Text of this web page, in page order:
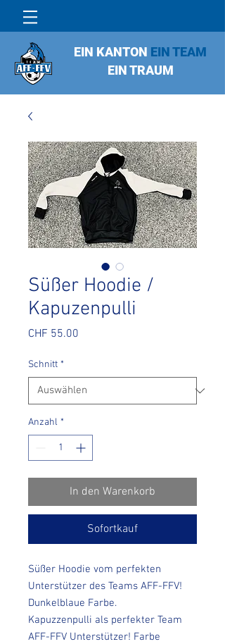
EIN KANTON EIN TEAM
EIN TRAUM
Süßer Hoodie /
Kapuzenpulli
CHF 55.00
Schnitt *
Anzahl *
In den Warenkorb
Sofortkauf
Süßer Hoodie vom perfekten
Unterstützer des Teams AFF-FFV!
Dunkelblaue Farbe.
Kapuzzenpulli als perfekter Team
AFF-FFV Unterstützer! Farbe